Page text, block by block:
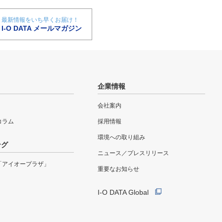
最新情報をいち早くお届け！
I-O DATA メールマガジン
ラム
イオープラザ」
企業情報
会社案内
採用情報
環境への取り組み
ニュース／プレスリリース
重要なお知らせ
I-O DATA Global